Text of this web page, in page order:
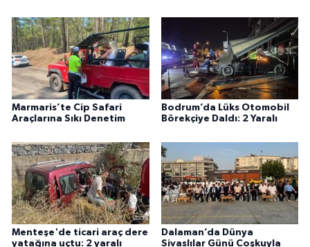
Marmaris’te Cip Safari
Araçlarına Sıkı Denetim
Bodrum’da Lüks Otomobil
Börekçiye Daldı: 2 Yaralı
Menteşe'de ticari araç dere
yatağına uçtu: 2 yaralı
Dalaman’da Dünya
Sivaslılar Günü Coşkuyla